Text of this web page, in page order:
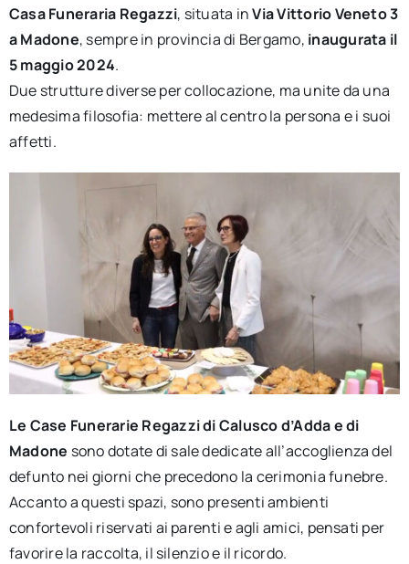
Casa Funeraria Regazzi, situata inVia Vittorio Veneto 3
a Madone, sempre in provincia di Bergamo, inaugurata il
5 maggio 2024.
Due strutture diverse per collocazione, ma unite da una
medesima filosofia: mettere al centro la persona e i suoi
affetti.
Le Case Funerarie Regazzi di Calusco d’Adda e di
Madone sono dotate di sale dedicate all’accoglienza del
defunto nei giorni che precedono la cerimonia funebre.
Accanto a questi spazi, sono presenti ambienti
confortevoli riservati ai parenti e agli amici, pensati per
favorire la raccolta, il silenzio e il ricordo.